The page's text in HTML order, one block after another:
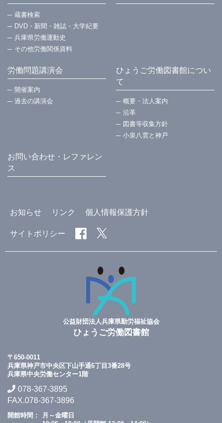
蔵書検索
DVD・新聞・雑誌・大学紀要
兵庫県労働運動史
その他労働関係資料
労働問題講演会
開催案内
過去の講演会
ひょうご労働図書館につい
て
概要・法⼈案内
沿革
図書等収集方針
小泉八雲と神戸
お問い合わせ・レファレン
ス
お知らせ リンク 個人情報保護方針
サイトポリシー
公益財団法人兵庫県勤労福祉協会
ひょうご労働図書館
〒650-0011
兵庫県神戸市中央区下山手通6丁目3番28号
兵庫県中央労働センター1階
078-367-3895
FAX.078-367-3896
開館時間：
月～金曜日